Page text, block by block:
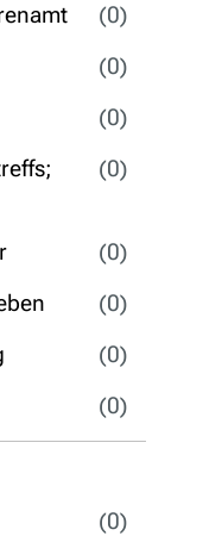
(0)
(0)
(0)
(0)
(0)
(0)
(0)
(0)
(0)